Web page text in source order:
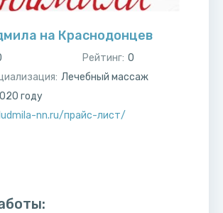
на ​Краснодонцев
Рейтинг: 0
Лечебный массаж
году
ludmila-nn.ru/прайс-лист/